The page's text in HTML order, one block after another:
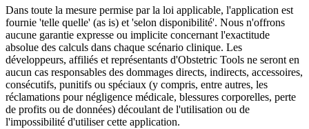
Dans toute la mesure permise par la loi applicable, l'application est
fournie 'telle quelle' (as is) et 'selon disponibilité'. Nous n'offrons
aucune garantie expresse ou implicite concernant l'exactitude
absolue des calculs dans chaque scénario clinique. Les
développeurs, affiliés et représentants d'Obstetric Tools ne seront en
aucun cas responsables des dommages directs, indirects, accessoires,
consécutifs, punitifs ou spéciaux (y compris, entre autres, les
réclamations pour négligence médicale, blessures corporelles, perte
de profits ou de données) découlant de l'utilisation ou de
l'impossibilité d'utiliser cette application.